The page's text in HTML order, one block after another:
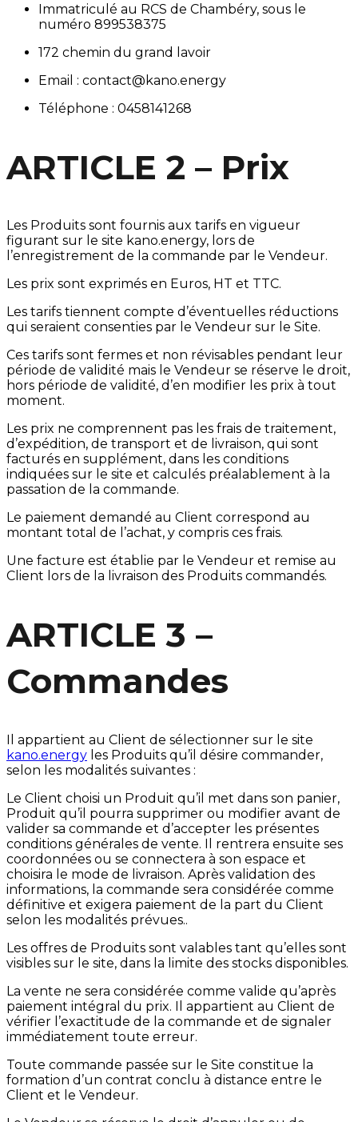
Immatriculé au RCS de Chambéry, sous le
numéro 899538375
172 chemin du grand lavoir
Email : contact@kano.energy
Téléphone : 0458141268
ARTICLE 2 – Prix
Les Produits sont fournis aux tarifs en vigueur
figurant sur le site kano.energy, lors de
l’enregistrement de la commande par le Vendeur.
Les prix sont exprimés en Euros, HT et TTC.
Les tarifs tiennent compte d’éventuelles réductions
qui seraient consenties par le Vendeur sur le Site.
Ces tarifs sont fermes et non révisables pendant leur
période de validité mais le Vendeur se réserve le droit,
hors période de validité, d’en modifier les prix à tout
moment.
Les prix ne comprennent pas les frais de traitement,
d’expédition, de transport et de livraison, qui sont
facturés en supplément, dans les conditions
indiquées sur le site et calculés préalablement à la
passation de la commande.
Le paiement demandé au Client correspond au
montant total de l’achat, y compris ces frais.
Une facture est établie par le Vendeur et remise au
Client lors de la livraison des Produits commandés.
ARTICLE 3 –
Commandes
Il appartient au Client de sélectionner sur le site
kano.energy les Produits qu’il désire commander,
selon les modalités suivantes :
Le Client choisi un Produit qu’il met dans son panier,
Produit qu’il pourra supprimer ou modifier avant de
valider sa commande et d’accepter les présentes
conditions générales de vente. Il rentrera ensuite ses
coordonnées ou se connectera à son espace et
choisira le mode de livraison. Après validation des
informations, la commande sera considérée comme
définitive et exigera paiement de la part du Client
selon les modalités prévues..
Les offres de Produits sont valables tant qu’elles sont
visibles sur le site, dans la limite des stocks disponibles.
La vente ne sera considérée comme valide qu’après
paiement intégral du prix. Il appartient au Client de
vérifier l’exactitude de la commande et de signaler
immédiatement toute erreur.
Toute commande passée sur le Site constitue la
formation d’un contrat conclu à distance entre le
Client et le Vendeur.